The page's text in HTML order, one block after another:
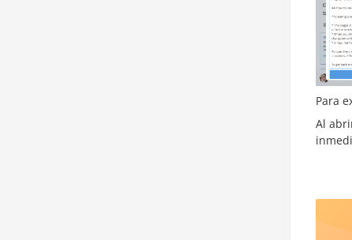
Para
Al